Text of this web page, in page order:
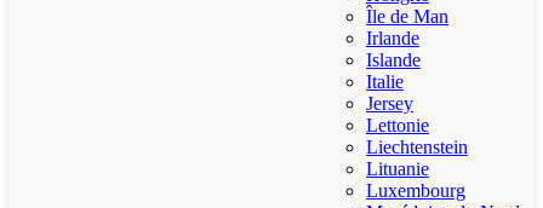
Île de Man
Irlande
Islande
Italie
Jersey
Lettonie
Liechtenstein
Lituanie
Luxembourg